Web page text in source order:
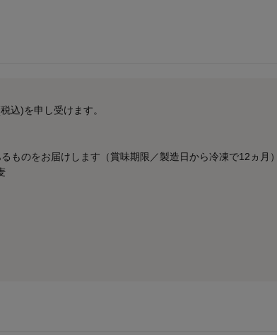
込)を申し受けます。
ものをお届けします（賞味期限／製造日から冷凍で12ヵ月）